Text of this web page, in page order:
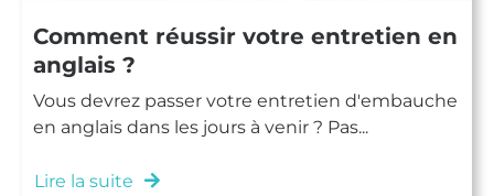
Comment réussir votre entretien en
anglais ?
Vous devrez passer votre entretien d'embauche
en anglais dans les jours à venir ? Pas...
Lire la suite